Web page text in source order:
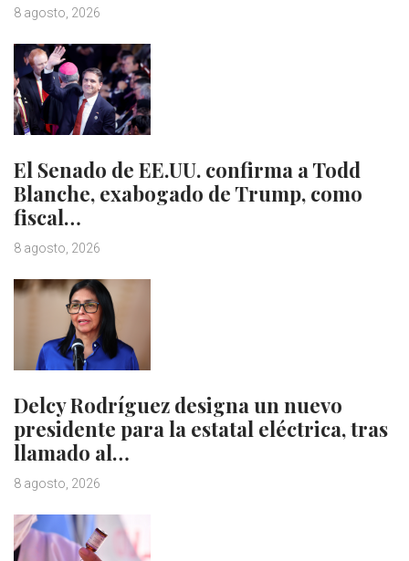
8 agosto, 2026
El Senado de EE.UU. confirma a Todd
Blanche, exabogado de Trump, como
fiscal…
8 agosto, 2026
Delcy Rodríguez designa un nuevo
presidente para la estatal eléctrica, tras
llamado al…
8 agosto, 2026